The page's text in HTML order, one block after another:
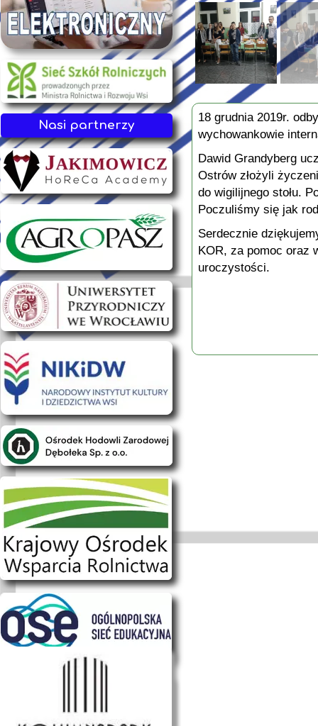
Nasi partnerzy
18 grudnia 2019r.
wychowankowie
Dawid Grandyberg
Ostrów złożyli
do wigilijnego stołu.
Poczuliśmy się jak
Serdecznie
KOR, za pomoc oraz
uroczystości.